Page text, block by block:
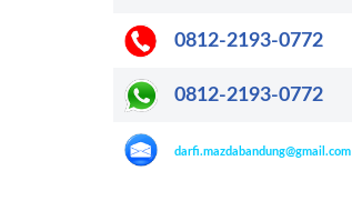
0812-2193-0772
0812-2193-0772
darfi.mazdabandung@gmail.com